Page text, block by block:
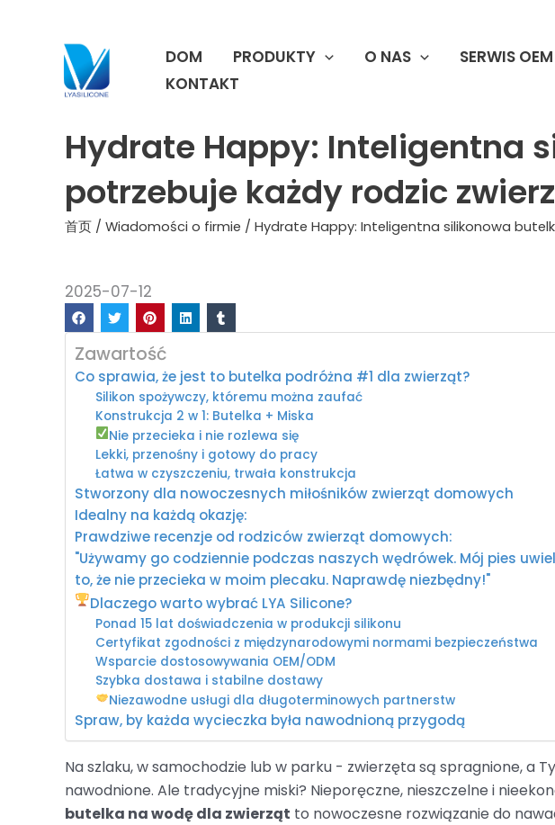
DOM PRODUKTY O NAS SERWIS OEM
KONTAKT
Hydrate Happy: Inteligentna
potrzebuje każdy rodzic
首页 / Wiadomości o firmie / Hydrate Happy: Inteligentna silikonowa
2025-07-12
Zawartość
Co sprawia, że jest to butelka podróżna #1 dla zwierząt?
Silikon spożywczy, któremu można zaufać
Konstrukcja 2 w 1: Butelka + Miska
Nie przecieka i nie rozlewa się
Lekki, przenośny i gotowy do pracy
Łatwa w czyszczeniu, trwała konstrukcja
Stworzony dla nowoczesnych miłośników zwierząt domowych
Idealny na każdą okazję:
Prawdziwe recenzje od rodziców zwierząt domowych:
"Używamy go codziennie podczas naszych wędrówek. Mój pies
to, że nie przecieka w moim plecaku. Naprawdę niezbędny!"
Dlaczego warto wybrać LYA Silicone?
Ponad 15 lat doświadczenia w produkcji silikonu
Certyfikat zgodności z międzynarodowymi normami bezpieczeństwa
Wsparcie dostosowywania OEM/ODM
Szybka dostawa i stabilne dostawy
Niezawodne usługi dla długoterminowych partnerstw
Spraw, by każda wycieczka była nawodnioną przygodą
Na szlaku, w samochodzie lub w parku - zwierzęta są spragnione, a
nawodnione. Ale tradycyjne miski? Nieporęczne, nieszczelne i
butelka na wodę dla zwierząt to nowoczesne rozwiązanie do